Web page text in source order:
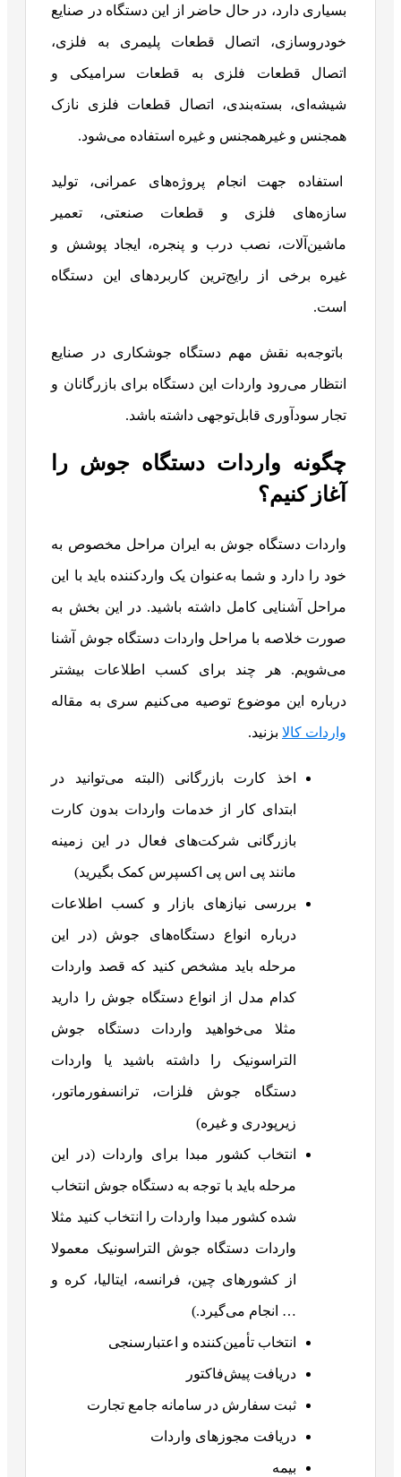
بسیاری دارد، در حال حاضر از این دستگاه در صنایع
خودروسازی، اتصال قطعات پلیمری به فلزی،
اتصال قطعات فلزی به قطعات سرامیکی و
شیشه‌ای، بسته‌بندی، اتصال قطعات فلزی نازک
همجنس و غیرهمجنس و غیره استفاده می‌شود.
استفاده جهت انجام پروژه‌های عمرانی، تولید
سازه‌های فلزی و قطعات صنعتی، تعمیر
ماشین‌آلات، نصب درب و پنجره، ایجاد پوشش و
غیره برخی از رایج‌ترین کاربردهای این دستگاه
است.
باتوجه‌به نقش مهم دستگاه جوشکاری در صنایع
انتظار می‌رود واردات این دستگاه برای بازرگانان و
تجار سودآوری قابل‌توجهی داشته باشد.
چگونه واردات دستگاه جوش را
آغاز کنیم؟
واردات دستگاه جوش به ایران مراحل مخصوص به
خود را دارد و شما به‌عنوان یک واردکننده باید با این
مراحل آشنایی کامل داشته باشید. در این بخش به
صورت خلاصه با مراحل واردات دستگاه جوش آشنا
می‌شویم. هر چند برای کسب اطلاعات بیشتر
درباره این موضوع توصیه می‌کنیم سری به مقاله
واردات کالا بزنید.
اخذ کارت بازرگانی (البته می‌توانید در
ابتدای کار از خدمات واردات بدون کارت
بازرگانی شرکت‌های فعال در این زمینه
مانند پی اس پی اکسپرس کمک بگیرید)
بررسی نیازهای بازار و کسب اطلاعات
درباره انواع دستگاه‌های جوش (در این
مرحله باید مشخص کنید که قصد واردات
کدام مدل از انواع دستگاه جوش را دارید
مثلا می‌خواهید واردات دستگاه جوش
التراسونیک را داشته باشید یا واردات
دستگاه جوش فلزات، ترانسفورماتور،
زیرپودری و غیره)
انتخاب کشور مبدا برای واردات (در این
مرحله باید با توجه به دستگاه جوش انتخاب
شده کشور مبدا واردات را انتخاب کنید مثلا
واردات دستگاه جوش التراسونیک معمولا
از کشورهای چین، فرانسه، ایتالیا، کره و
… انجام می‌گیرد.)
انتخاب تأمین‌کننده و اعتبارسنجی
دریافت پیش‌فاکتور
ثبت سفارش در سامانه جامع تجارت
دریافت مجوزهای واردات
بیمه